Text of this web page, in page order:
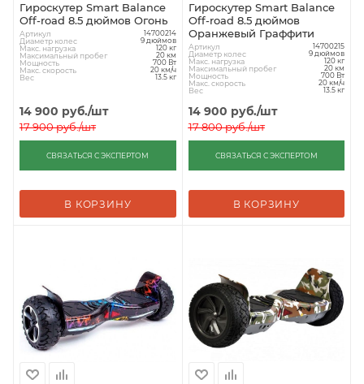
Гироскутер Smart Balance
Off-road 8.5 дюймов Огонь
Артикул 14700214
Диаметр колес 9 дюймов
Макс. нагрузка 120 кг
Максимальный пробег 20 км
Мощность 700 Вт
Макс. скорость 20 км/ч
Вес 13.5 кг
14 900 руб./шт
17 900руб./шт
СВЯЗАТЬСЯ С ЭКСПЕРТОМ
В КОРЗИНУ
Гироскутер Smart Balance
Off-road 8.5 дюймов
Оранжевый Граффити
Артикул 14700215
Диаметр колес 9 дюймов
Макс. нагрузка 120 кг
Максимальный пробег 20 км
Мощность 700 Вт
Макс. скорость 20 км/ч
Вес 13.5 кг
14 900 руб./шт
17 800руб./шт
СВЯЗАТЬСЯ С ЭКСПЕРТОМ
В КОРЗИНУ